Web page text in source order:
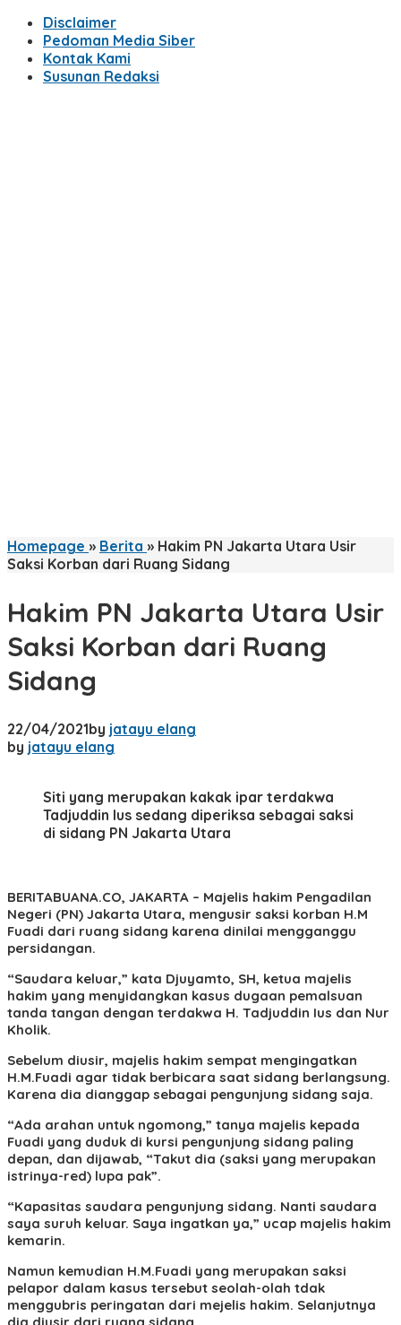
Disclaimer
Pedoman Media Siber
Kontak Kami
Susunan Redaksi
Homepage » Berita » Hakim PN Jakarta Utara Usir
Saksi Korban dari Ruang Sidang
Hakim PN Jakarta Utara Usir
Saksi Korban dari Ruang
Sidang
22/04/2021by jatayu elang
by jatayu elang
Siti yang merupakan kakak ipar terdakwa
Tadjuddin Ius sedang diperiksa sebagai saksi
di sidang PN Jakarta Utara
BERITABUANA.CO, JAKARTA – Majelis hakim Pengadilan
Negeri (PN) Jakarta Utara, mengusir saksi korban H.M
Fuadi dari ruang sidang karena dinilai mengganggu
persidangan.
“Saudara keluar,” kata Djuyamto, SH, ketua majelis
hakim yang menyidangkan kasus dugaan pemalsuan
tanda tangan dengan terdakwa H. Tadjuddin Ius dan Nur
Kholik.
Sebelum diusir, majelis hakim sempat mengingatkan
H.M.Fuadi agar tidak berbicara saat sidang berlangsung.
Karena dia dianggap sebagai pengunjung sidang saja.
“Ada arahan untuk ngomong,” tanya majelis kepada
Fuadi yang duduk di kursi pengunjung sidang paling
depan, dan dijawab, “Takut dia (saksi yang merupakan
istrinya-red) lupa pak”.
“Kapasitas saudara pengunjung sidang. Nanti saudara
saya suruh keluar. Saya ingatkan ya,” ucap majelis hakim
kemarin.
Namun kemudian H.M.Fuadi yang merupakan saksi
pelapor dalam kasus tersebut seolah-olah tdak
menggubris peringatan dari mejelis hakim. Selanjutnya